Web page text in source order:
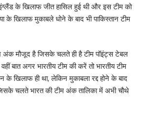
के खिलाफ जीत हासिल हुई थी और इस टीम को
के खिलाफ मुकाबले धोने के बाद भी पाकिस्तान टीम
अंक मौजूद है जिसके चलते ही है टीम पॉइंट्स टेबल
बात अगर भारतीय टीम की करें तो भारतीय टीम
के खिलाफ ही था, लेकिन मुकाबला रद्द होने के बाद
चलते भारत की टीम अंक तालिका में अभी चौथे